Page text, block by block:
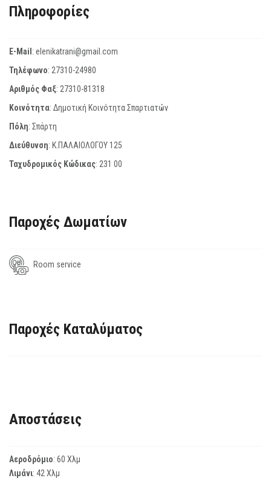
Πληροφορίες
E-Mail: elenikatrani@gmail.com
Τηλέφωνο: 27310-24980
Αριθμός Φαξ: 27310-81318
Κοινότητα: Δημοτική Κοινότητα Σπαρτιατών
Πόλη: Σπάρτη
Διεύθυνση: Κ.ΠΑΛΑΙΟΛΟΓΟΥ 125
Ταχυδρομικός Κώδικας: 231 00
Παροχές Δωματίων
Room service
Παροχές Καταλύματος
Αποστάσεις
Αεροδρόμιο: 60 Χλμ
Λιμάνι: 42 Χλμ